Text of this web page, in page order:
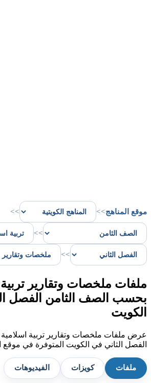
موقع المناهج>>
>>
>>
>>
ملفات ملخصات وتقارير تربية
بحسب الصف الثامن الفصل
الكويت
عرض ملفات ملخصات وتقارير تربية
الفصل الثاني في الكويت المتوفرة في موقع
ملفات كويزات الفيديوهات